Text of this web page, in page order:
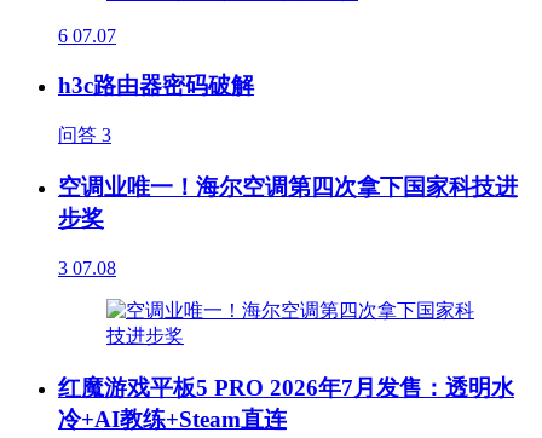
6 07.07
h3c路由器密码破解
问答 3
空调业唯一！海尔空调第四次拿下国家科技进
步奖
3 07.08
红魔游戏平板5 PRO 2026年7月发售：透明水
冷+AI教练+Steam直连